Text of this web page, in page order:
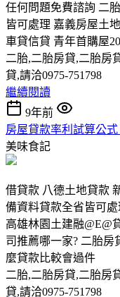
任何問題免費諮詢 二
皆可處理 嘉義房屋土
車貸信貸 青年首購屋
二胎,二胎房貸,二胎房
貸,請洽0975-751798
繼續閱讀
9年前
房屋貸款率利試算公
美味食記
借貸款 八德土地貸款
備資料貸款全省皆可
高雄林園土建融@E@
司推薦哪一家? 二胎房
麼貸款比較會過件
二胎,二胎房貸,二胎房
貸,請洽0975-751798